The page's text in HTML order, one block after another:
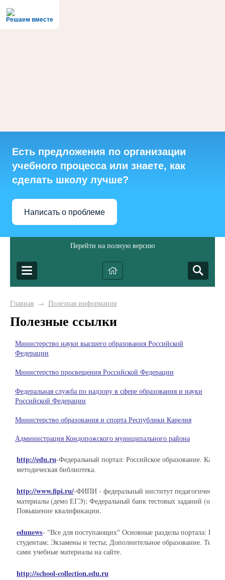
Решаем вместе
Есть предложения по организации
учебного процесса или знаете, как
сделать школу лучше?
Написать о проблеме
Перейти на полную версию
Главная → Полезная информация
Полезные ссылки
Министерство науки высшего образования Российской
Федерации
Министерство просвещения Российской Федерации
Федеральная служба по надзору в сфере образования и науки
Российской Федерации
Министерство образования и спорта Республики Карелия
Администрация Кондопожского муниципального района
http://edu.ru-Федеральный портал: Российское образование.
методическая библиотека.
http://www.fipi.ru/-ФИПИ - федеральный институт
материалы (демо ЕГЭ); Федеральный банк тестовых заданий
Повышение квалификации.
edunews- "Все для поступающих" Основные разделы портала:
студентам; Экзамены и тесты; Дополнительное образование.
сами учебные материалы на сайте.
http://school-collection.edu.ru